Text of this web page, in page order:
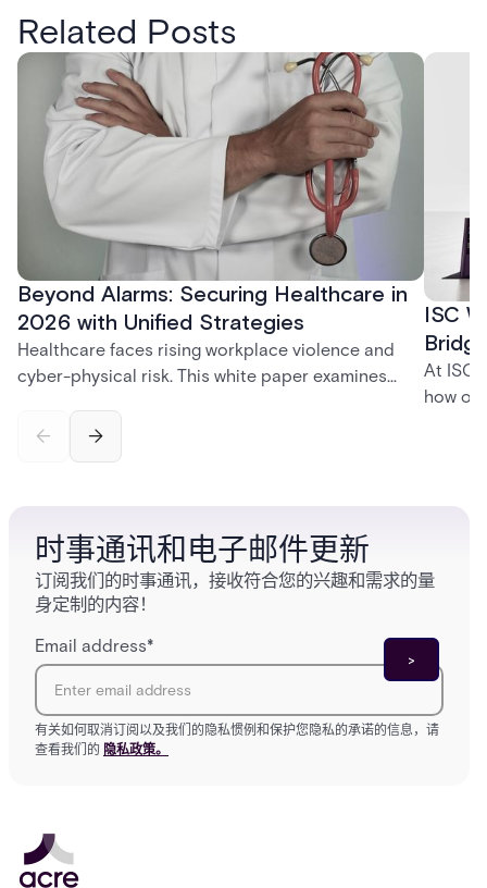
Related Posts
Beyond Alarms: Securing Healthcare in
2026 with Unified Strategies
Healthcare faces rising workplace violence and
cyber-physical risk. This white paper examines
ISC
At ISC
how
时事通讯和电子邮件更新
订阅我们的时事通讯，接收符合您的兴趣和需求的量
身定制的内容！
Email address*
有关如何取消订阅以及我们的隐私惯例和保护您隐私的承诺的信息，请
查看我们的 隐私政策。